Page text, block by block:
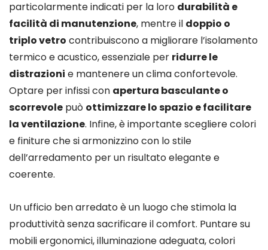
particolarmente indicati per la loro durabilità e
facilità di manutenzione, mentre il doppio o
triplo vetro contribuiscono a migliorare l’isolamento
termico e acustico, essenziale per ridurre le
distrazioni e mantenere un clima confortevole.
Optare per infissi con apertura basculante o
scorrevole può ottimizzare lo spazio e facilitare
la ventilazione. Infine, è importante scegliere colori
e finiture che si armonizzino con lo stile
dell’arredamento per un risultato elegante e
coerente.
Un ufficio ben arredato è un luogo che stimola la
produttività senza sacrificare il comfort. Puntare su
mobili ergonomici, illuminazione adeguata, colori